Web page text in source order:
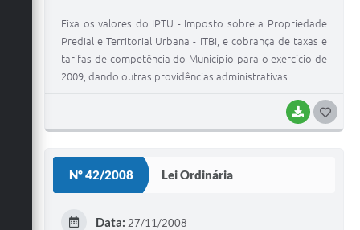
BAIXAR
Fixa os valores do IPTU - Imposto sobre a Propriedade
Predial e Territorial Urbana - ITBI, e cobrança de taxas e
tarifas de competência do Município para o exercício de
2009, dando outras providências administrativas.
Nº 42/2008 Lei Ordinária
Data: 27/11/2008